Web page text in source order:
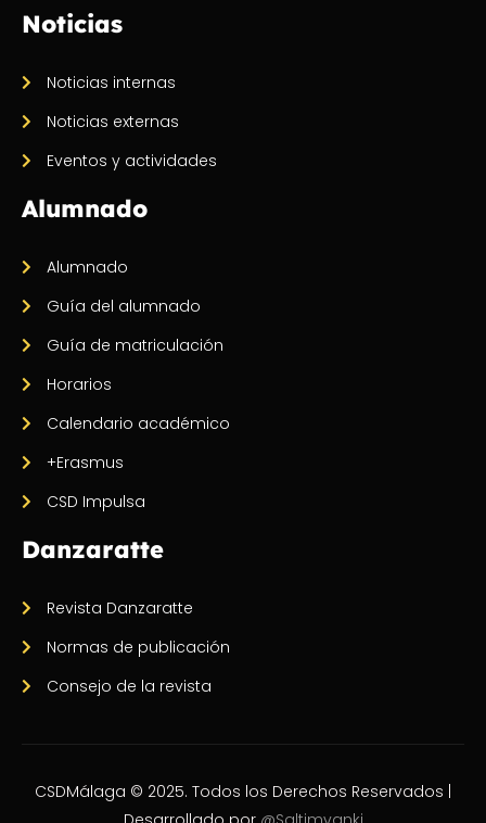
Noticias
Noticias internas
Noticias externas
Eventos y actividades
Alumnado
Alumnado
Guía del alumnado
Guía de matriculación
Horarios
Calendario académico
+Erasmus
CSD Impulsa
Danzaratte
Revista Danzaratte
Normas de publicación
Consejo de la revista
CSDMálaga © 2025. Todos los Derechos Reservados |